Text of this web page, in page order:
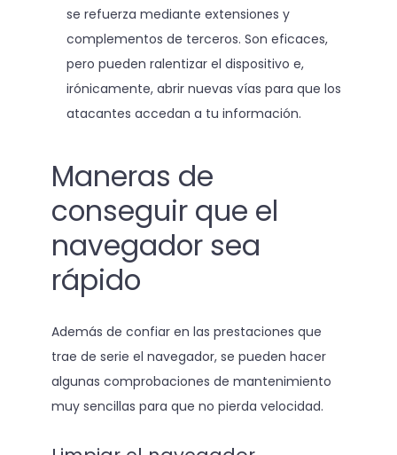
se refuerza mediante extensiones y
complementos de terceros. Son eficaces,
pero pueden ralentizar el dispositivo e,
irónicamente, abrir nuevas vías para que los
atacantes accedan a tu información.
Maneras de
conseguir que el
navegador sea
rápido
Además de confiar en las prestaciones que
trae de serie el navegador, se pueden hacer
algunas comprobaciones de mantenimiento
muy sencillas para que no pierda velocidad.